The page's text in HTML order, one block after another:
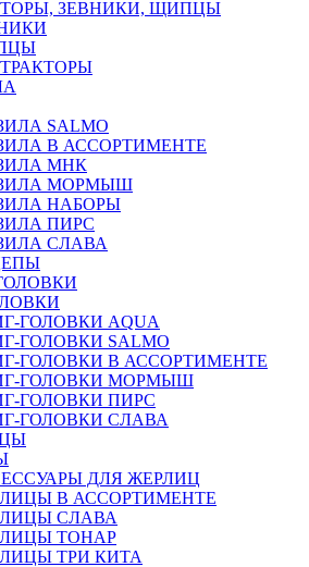
ЗЕВНИКИ, ЩИПЦЫ
SALMO
В АССОРТИМЕНТЕ
МНК
МОРМЫШ
НАБОРЫ
ПИРС
СЛАВА
ГОЛОВКИ AQUA
ГОЛОВКИ SALMO
ГОЛОВКИ В АССОРТИМЕНТЕ
ГОЛОВКИ МОРМЫШ
ГОЛОВКИ ПИРС
ГОЛОВКИ СЛАВА
ДЛЯ ЖЕРЛИЦ
В АССОРТИМЕНТЕ
СЛАВА
ТОНАР
ТРИ КИТА